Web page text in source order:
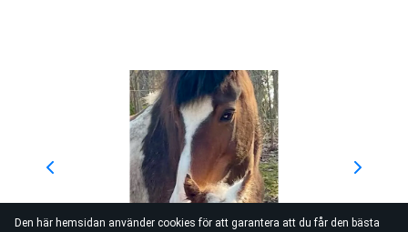
Den här hemsidan använder cookies för att garantera att du får den bästa